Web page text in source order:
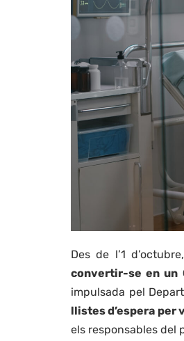
Des de l’1 d’octubre,
convertir-se en un
impulsada pel
llistes d’espera
els responsables del